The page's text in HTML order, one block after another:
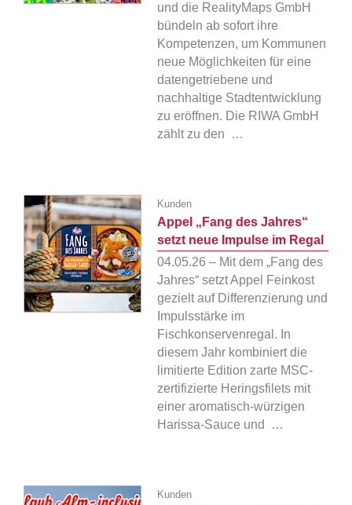
und die RealityMaps GmbH
bündeln ab sofort ihre
Kompetenzen, um Kommunen
neue Möglichkeiten für eine
datengetriebene und
nachhaltige Stadtentwicklung
zu eröffnen. Die RIWA GmbH
zählt zu den …
Kunden
Appel „Fang des Jahres“
setzt neue Impulse im Regal
04.05.26 – Mit dem „Fang des
Jahres“ setzt Appel Feinkost
gezielt auf Differenzierung und
Impulsstärke im
Fischkonservenregal. In
diesem Jahr kombiniert die
limitierte Edition zarte MSC-
zertifizierte Heringsfilets mit
einer aromatisch-würzigen
Harissa-Sauce und …
Kunden